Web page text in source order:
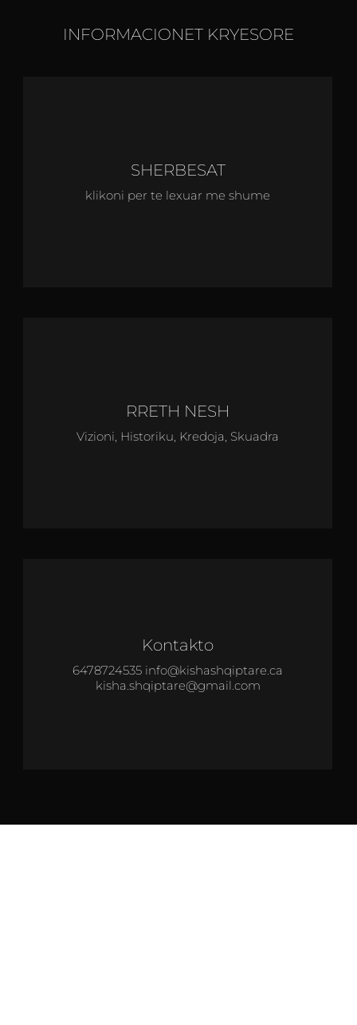
INFORMACIONET KRYESORE
SHERBESAT
klikoni per te lexuar me shume
RRETH NESH
Vizioni, Historiku, Kredoja, Skuadra
Kontakto
6478724535 info@kishashqiptare.ca
kisha.shqiptare@gmail.com